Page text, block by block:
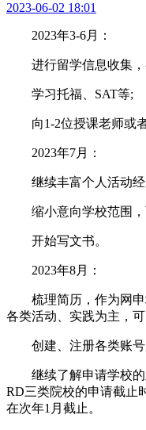
2023-06-02 18:01
2023年3-6月：
进行留学信息收集，
学习托福、SAT等;
向1-2位授课老师或者
2023年7月：
继续丰富个人活动经
缩小意向学校范围，
开始写文书。
2023年8月：
梳理简历，作为网申
各类活动、实践为主，
创建、注册各类账号
继续了解申请学校的
RD三类院校的申请截止
在次年1月截止。